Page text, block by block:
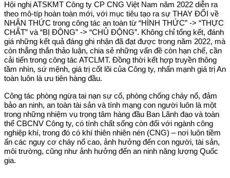
Hội nghị ATSKMT Công ty CP CNG Việt Nam năm 2022 diễn ra
theo mô-típ hoàn toàn mới, với mục tiêu tạo ra sự THAY ĐỔI về
NHẬN THỨC trong công tác an toàn từ “HÌNH THỨC” -> “THỰC
CHẤT” và “BỊ ĐỘNG” -> “CHỦ ĐỘNG”. Không chỉ tổng kết, đánh
giá những kết quả đáng ghi nhận đã đạt được trong năm 2022, mà
còn thẳng thắn thảo luận, chia sẻ những vấn đề còn hạn chế, cần
cải tiến trong công tác ATCLMT. Đồng thời kết hợp truyền thông
tầm nhìn, sứ mệnh, giá trị cốt lõi của Công ty, nhấn mạnh giá trị An
toàn luôn là ưu tiên hàng đầu.
Công tác phòng ngừa tai nạn sự cố, phòng chống cháy nổ, đảm
bảo an ninh, an toàn tài sản và tính mạng con người luôn là một
trong những nhiệm vụ trọng tâm hàng đầu Ban Lãnh đạo và toàn
thể CBCNV Công ty, có tính chất sống còn đối với ngành công
nghiệp khí, trong đó có khí thiên nhiên nén (CNG) – nơi luôn tiềm
ẩn các nguy cơ cháy nổ cao, ảnh hưởng đến con người, tài sản,
môi trường, cũng như ảnh hưởng đến an ninh năng lượng Quốc
gia.